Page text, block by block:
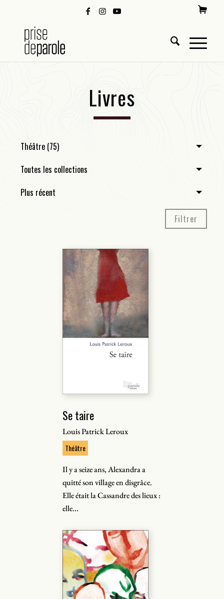
Livres
Théâtre (75)
Toutes les collections
Plus récent
Filtrer
Se taire
Louis Patrick Leroux
Théâtre
Il y a seize ans, Alexandra a
quitté son village en disgrâce.
Elle était la Cassandre des lieux :
elle...